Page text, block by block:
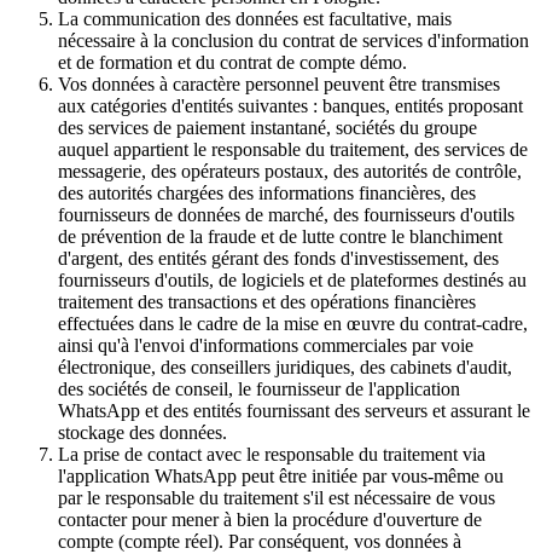
La communication des données est facultative, mais
nécessaire à la conclusion du contrat de services d'information
et de formation et du contrat de compte démo.
Vos données à caractère personnel peuvent être transmises
aux catégories d'entités suivantes : banques, entités proposant
des services de paiement instantané, sociétés du groupe
auquel appartient le responsable du traitement, des services de
messagerie, des opérateurs postaux, des autorités de contrôle,
des autorités chargées des informations financières, des
fournisseurs de données de marché, des fournisseurs d'outils
de prévention de la fraude et de lutte contre le blanchiment
d'argent, des entités gérant des fonds d'investissement, des
fournisseurs d'outils, de logiciels et de plateformes destinés au
traitement des transactions et des opérations financières
effectuées dans le cadre de la mise en œuvre du contrat-cadre,
ainsi qu'à l'envoi d'informations commerciales par voie
électronique, des conseillers juridiques, des cabinets d'audit,
des sociétés de conseil, le fournisseur de l'application
WhatsApp et des entités fournissant des serveurs et assurant le
stockage des données.
La prise de contact avec le responsable du traitement via
l'application WhatsApp peut être initiée par vous-même ou
par le responsable du traitement s'il est nécessaire de vous
contacter pour mener à bien la procédure d'ouverture de
compte (compte réel). Par conséquent, vos données à